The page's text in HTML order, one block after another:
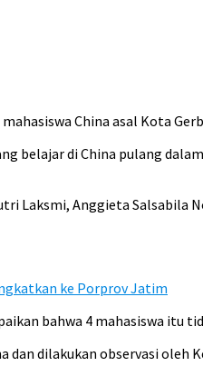
China asal Kota
belajar di China pulang
Laksmi, Anggieta Salsabila
ke Porprov Jatim
bahwa 4 mahasiswa itu
dan dilakukan observasi